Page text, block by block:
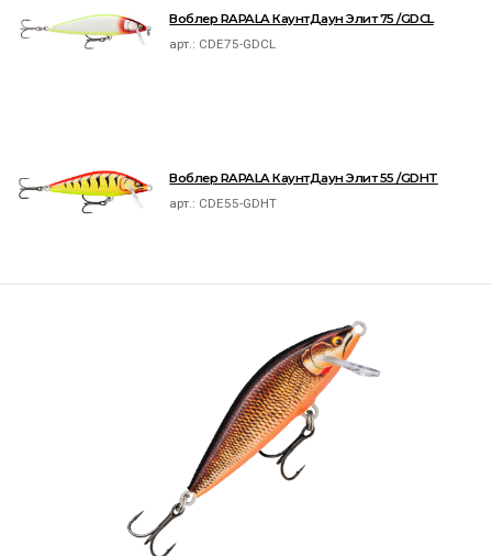
Воблер RAPALA КаунтДаун Элит 75 /GDCL
арт.: CDE75-GDCL
Воблер RAPALA КаунтДаун Элит 55 /GDHT
арт.: CDE55-GDHT